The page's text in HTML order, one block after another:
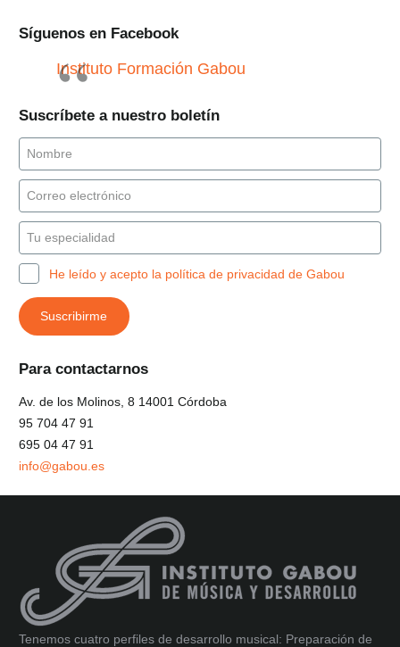
Síguenos en Facebook
Instituto Formación Gabou
Suscríbete a nuestro boletín
He leído y acepto la política de privacidad de Gabou
Para contactarnos
Av. de los Molinos, 8 14001 Córdoba
95 704 47 91
695 04 47 91
info@gabou.es
Tenemos cuatro perfiles de desarrollo musical: Preparación de